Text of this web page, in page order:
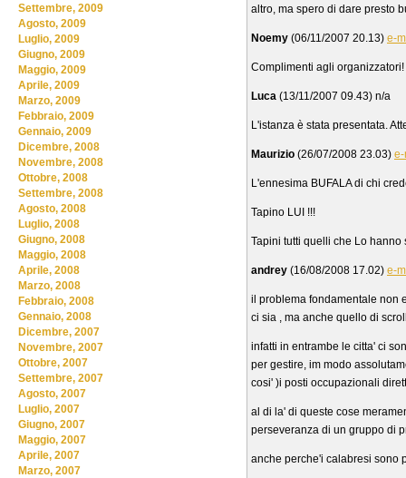
altro, ma spero di dare presto
Noemy (06/11/2007 20.13) e-
Complimenti agli
Luca (13/11/2007 09.43) n/a
L'istanza è stata presentata.
Maurizio (26/07/2008 23.03)
L'ennesima BUFALA di chi
Tapino LUI !!!
Tapini tutti quelli che Lo hanno
andrey (16/08/2008 17.02) e-
il problema fondamentale non
ci sia , ma anche quello di
infatti in entrambe le citta' ci
per gestire, im modo
cosi' )i posti occupazionali
al di la' di queste cose
perseveranza di un gruppo di
anche perche'i calabresi sono
Settembre, 2009
Agosto, 2009
Luglio, 2009
Giugno, 2009
Maggio, 2009
Aprile, 2009
Marzo, 2009
Febbraio, 2009
Gennaio, 2009
Dicembre, 2008
Novembre, 2008
Ottobre, 2008
Settembre, 2008
Agosto, 2008
Luglio, 2008
Giugno, 2008
Maggio, 2008
Aprile, 2008
Marzo, 2008
Febbraio, 2008
Gennaio, 2008
Dicembre, 2007
Novembre, 2007
Ottobre, 2007
Settembre, 2007
Agosto, 2007
Luglio, 2007
Giugno, 2007
Maggio, 2007
Aprile, 2007
Marzo, 2007